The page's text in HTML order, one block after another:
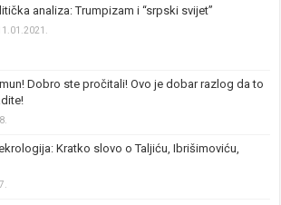
analiza: Trumpizam i “srpski svijet”
Dobro ste pročitali! Ovo je dobar razlog da to
Kratko slovo o Taljiću, Ibrišimoviću,